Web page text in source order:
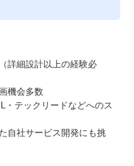
詳細設計以上の経験必
機会多数
・テックリードなどへのス
自社サービス開発にも挑